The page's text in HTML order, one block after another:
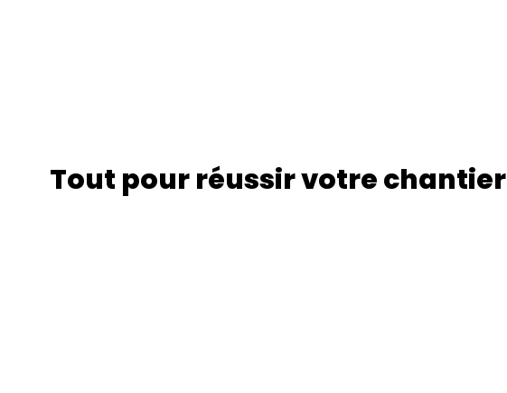
Tout pour réussir votre chantier